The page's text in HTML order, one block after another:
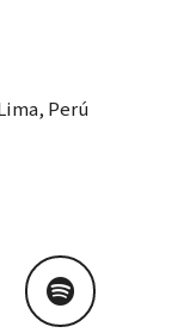
Perú